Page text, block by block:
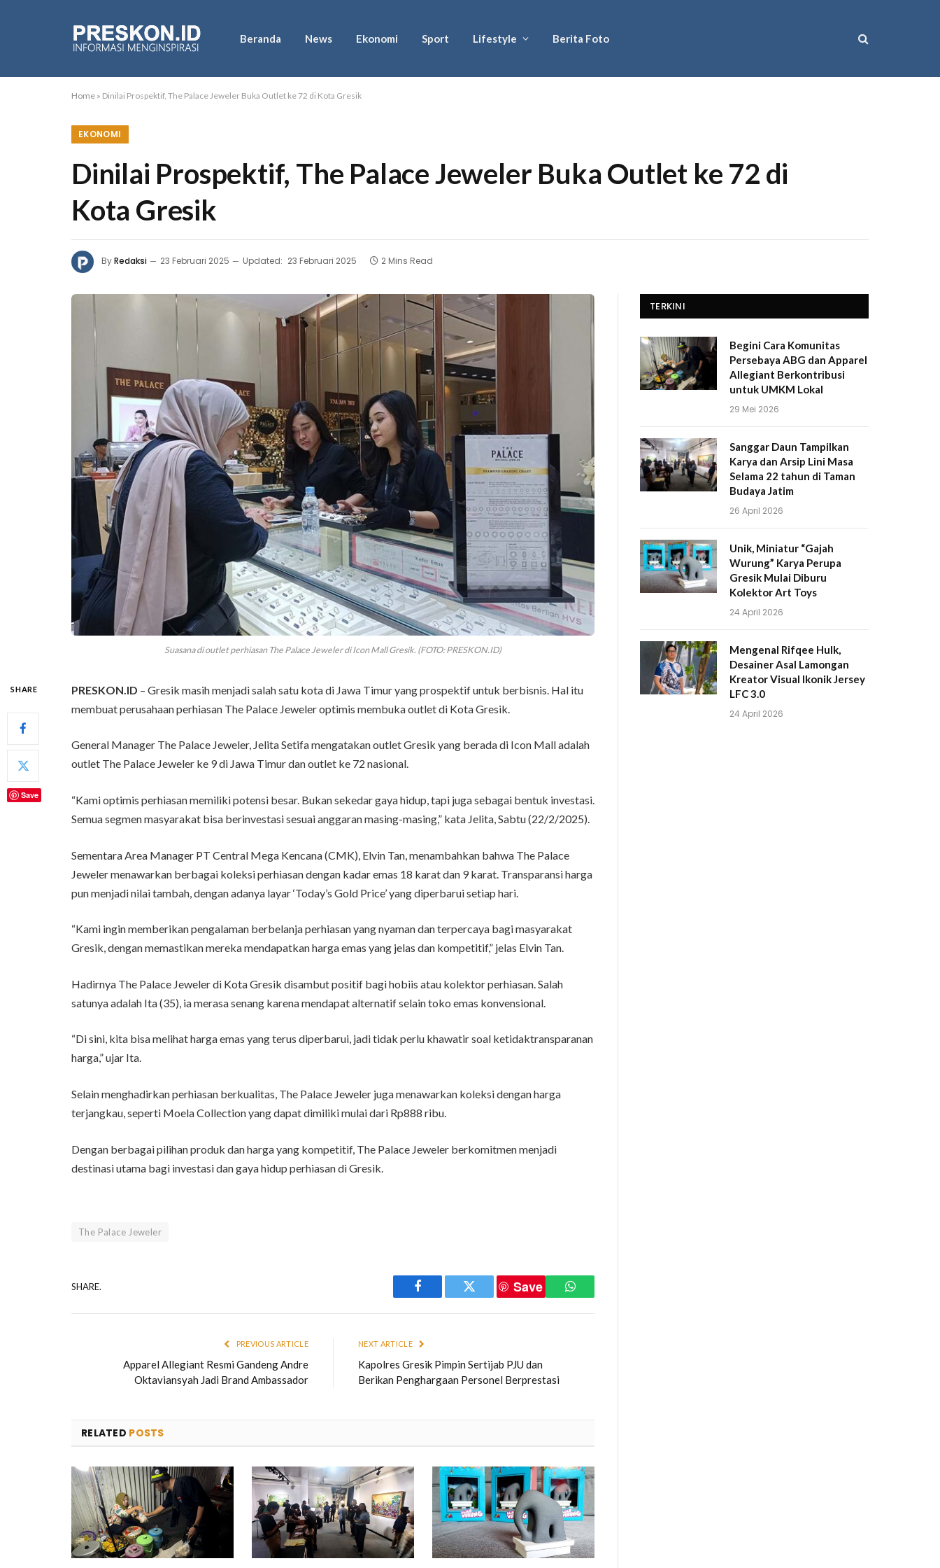
Beranda News Ekonomi Sport Lifestyle Berita Foto
Home » Dinilai Prospektif, The Palace Jeweler Buka Outlet ke 72 di Kota Gresik
EKONOMI
Dinilai Prospektif, The Palace Jeweler Buka Outlet ke 72 di
Kota Gresik
ByRedaksi 23 Februari 2025 Updated: 23 Februari 2025 2 Mins Read
Suasana di outlet perhiasan The Palace Jeweler di Icon Mall Gresik. (FOTO: PRESKON.ID)
SHARE
Save
PRESKON.ID – Gresik masih menjadi salah satu kota di Jawa Timur yang prospektif untuk berbisnis. Hal itu
membuat perusahaan perhiasan The Palace Jeweler optimis membuka outlet di Kota Gresik.
General Manager The Palace Jeweler, Jelita Setifa mengatakan outlet Gresik yang berada di Icon Mall adalah
outlet The Palace Jeweler ke 9 di Jawa Timur dan outlet ke 72 nasional.
“Kami optimis perhiasan memiliki potensi besar. Bukan sekedar gaya hidup, tapi juga sebagai bentuk investasi.
Semua segmen masyarakat bisa berinvestasi sesuai anggaran masing-masing,” kata Jelita, Sabtu (22/2/2025).
Sementara Area Manager PT Central Mega Kencana (CMK), Elvin Tan, menambahkan bahwa The Palace
Jeweler menawarkan berbagai koleksi perhiasan dengan kadar emas 18 karat dan 9 karat. Transparansi harga
pun menjadi nilai tambah, dengan adanya layar ‘Today’s Gold Price’ yang diperbarui setiap hari.
“Kami ingin memberikan pengalaman berbelanja perhiasan yang nyaman dan terpercaya bagi masyarakat
Gresik, dengan memastikan mereka mendapatkan harga emas yang jelas dan kompetitif,” jelas Elvin Tan.
Hadirnya The Palace Jeweler di Kota Gresik disambut positif bagi hobiis atau kolektor perhiasan. Salah
satunya adalah Ita (35), ia merasa senang karena mendapat alternatif selain toko emas konvensional.
“Di sini, kita bisa melihat harga emas yang terus diperbarui, jadi tidak perlu khawatir soal ketidaktransparanan
harga,” ujar Ita.
Selain menghadirkan perhiasan berkualitas, The Palace Jeweler juga menawarkan koleksi dengan harga
terjangkau, seperti Moela Collection yang dapat dimiliki mulai dari Rp888 ribu.
Dengan berbagai pilihan produk dan harga yang kompetitif, The Palace Jeweler berkomitmen menjadi
destinasi utama bagi investasi dan gaya hidup perhiasan di Gresik.
The Palace Jeweler
SHARE.
Facebook Twitter
Save
WhatsApp
PREVIOUS ARTICLE
Apparel Allegiant Resmi Gandeng Andre
Oktaviansyah Jadi Brand Ambassador
NEXT ARTICLE
Kapolres Gresik Pimpin Sertijab PJU dan
Berikan Penghargaan Personel Berprestasi
RELATED POSTS
TERKINI
Begini Cara Komunitas
Persebaya ABG dan Apparel
Allegiant Berkontribusi
untuk UMKM Lokal
29 Mei 2026
Sanggar Daun Tampilkan
Karya dan Arsip Lini Masa
Selama 22 tahun di Taman
Budaya Jatim
26 April 2026
Unik, Miniatur “Gajah
Wurung” Karya Perupa
Gresik Mulai Diburu
Kolektor Art Toys
24 April 2026
Mengenal Rifqee Hulk,
Desainer Asal Lamongan
Kreator Visual Ikonik Jersey
LFC 3.0
24 April 2026